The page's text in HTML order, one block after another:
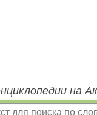
на